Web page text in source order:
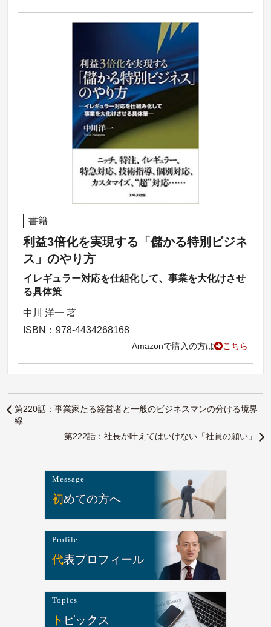
書籍
利益3倍化を実現する「儲かる特別ビジネ
ス」のやり方
イレギュラー対応を仕組化して、事業を大化けさせ
る具体策
中川 洋一 著
ISBN：978-4434268168
Amazonで購入の方は こちら
第220話：事業家たる経営者と一般のビジネスマンの分ける境界
線
第222話：社長が叶えてはいけない「社員の願い」
Message
初めての方へ
Profile
代表プロフィール
Topics
トピックス